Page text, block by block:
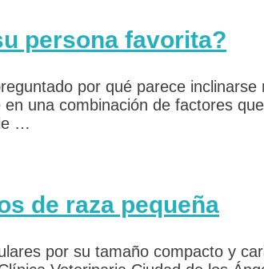
persona favorita?
por qué parece
una combinación de factores
…
de raza pequeña
por su tamaño compacto y